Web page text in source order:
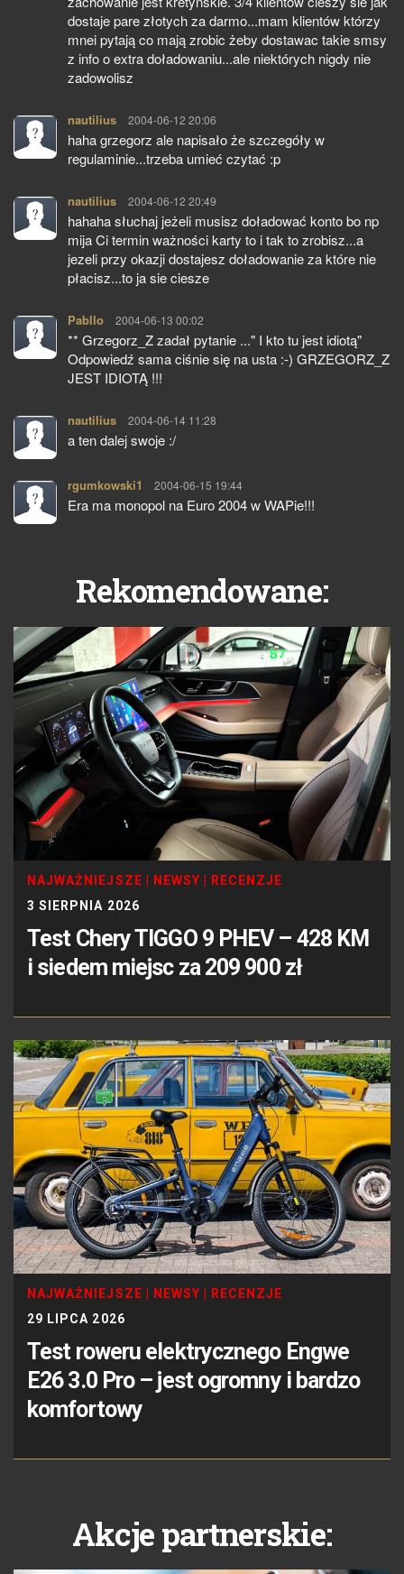
dostaje pare złotych za darmo...mam klientów którzy
mnei pytają co mają zrobic żeby dostawac takie smsy
z info o extra doładowaniu...ale niektórych nigdy nie
zadowolisz
nautilius pisze:
2004-06-12 20:06
haha grzegorz ale napisało że szczegóły w
regulaminie...trzeba umieć czytać :p
nautilius pisze:
2004-06-12 20:49
hahaha słuchaj jeżeli musisz doładować konto bo np
mija Ci termin ważności karty to i tak to zrobisz...a
jezeli przy okazji dostajesz doładowanie za które nie
płacisz...to ja sie ciesze
Pabllo pisze:
2004-06-13 00:02
** Grzegorz_Z zadał pytanie ..." I kto tu jest idiotą"
Odpowiedź sama ciśnie się na usta :-) GRZEGORZ_Z
JEST IDIOTĄ !!!
nautilius pisze:
2004-06-14 11:28
a ten dalej swoje :/
rgumkowski1 pisze:
2004-06-15 19:44
Era ma monopol na Euro 2004 w WAPie!!!
Rekomendowane:
NAJWAŻNIEJSZE NEWSY
RECENZJE
3 SIERPNIA 2026
Test Chery TIGGO 9 PHEV – 428 KM
i siedem miejsc za 209 900 zł
NAJWAŻNIEJSZE NEWSY
RECENZJE
29 LIPCA 2026
Test roweru elektrycznego Engwe
E26 3.0 Pro – jest ogromny i bardzo
komfortowy
Akcje partnerskie: